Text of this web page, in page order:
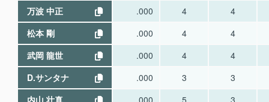
万波 中正
.000 4
4
松本 剛
.000 4
4
武岡 龍世
.000 4
4
D.サンタナ
.000 3
3
内山 壮真
.000 5 3